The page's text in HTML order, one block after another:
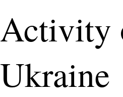
Activity
Ukraine